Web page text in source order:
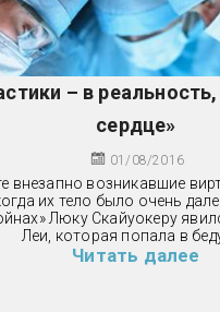
– в
сердце»
01/08/2016
внезапно возникавшие
их тело было очень
Люку Скайуокеру
Леи, которая попала в
Читать далее